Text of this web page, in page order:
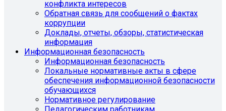
конфликта интересов
Обратная связь для сообщений о фактах
коррупции
Доклады, отчеты, обзоры, статистическая
информация
Информационная безопасность
Информационная безопасность
Локальные нормативные акты в сфере
обеспечения информационной безопасности
обучающихся
Нормативное регулирование